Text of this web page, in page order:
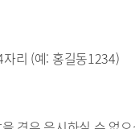
리 (예: 홍길동1234)